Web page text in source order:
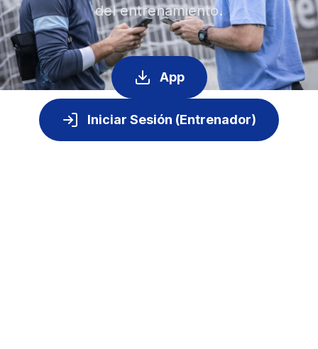
del entrenamiento.
App
Iniciar Sesión (Entrenador)